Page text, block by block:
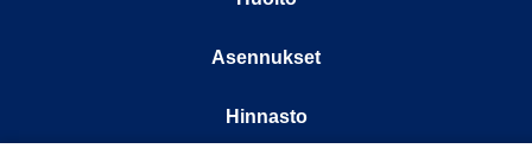
Asennukset
Hinnasto